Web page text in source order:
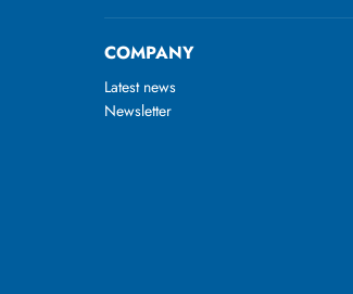
COMPANY
Latest news
Newsletter